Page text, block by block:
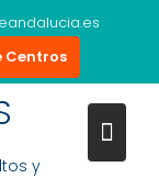
Centros
y